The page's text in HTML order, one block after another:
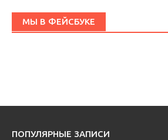
МЫ В ФЕЙСБУКЕ
ПОПУЛЯРНЫЕ ЗАПИСИ